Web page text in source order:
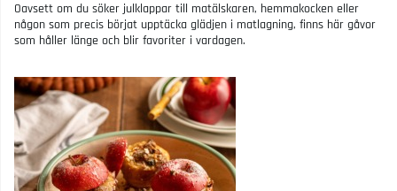
Oavsett om du söker julklappar till matälskaren, hemmakocken eller
någon som precis börjat upptäcka glädjen i matlagning, finns här gåvor
som håller länge och blir favoriter i vardagen.